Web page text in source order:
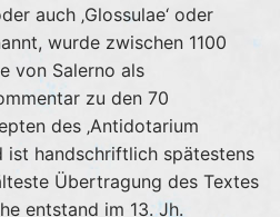
auch ‚Glossulae‘ oder
wurde zwischen 1100
von Salerno als
zu den 70
des ‚Antidotarium
ist handschriftlich spätestens
Übertragung des Textes
entstand im 13. Jh.